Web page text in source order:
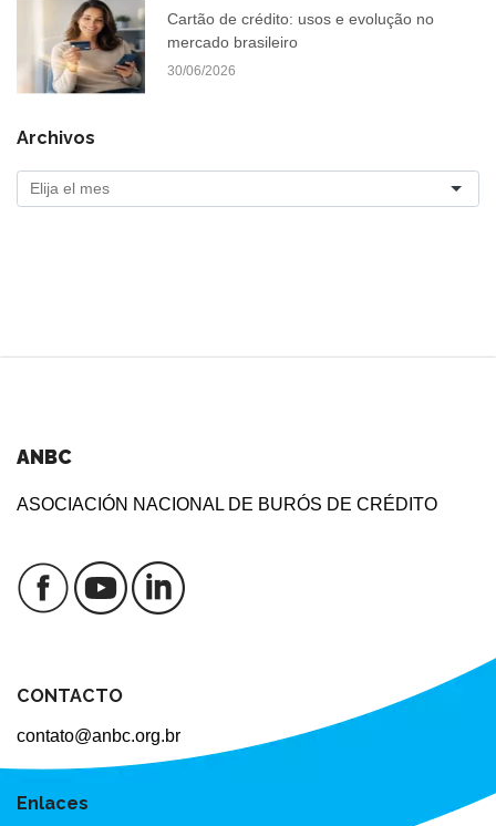
Cartão de crédito: usos e evolução no
mercado brasileiro
30/06/2026
Archivos
ANBC
ASOCIACIÓN NACIONAL DE BURÓS DE CRÉDITO
CONTACTO
contato@anbc.org.br
Enlaces